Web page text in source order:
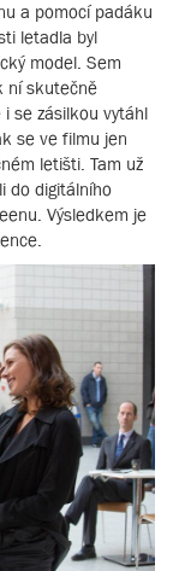
a pomocí padáku
letadla byl
model. Sem
ní skutečně
se zásilkou vytáhl
se ve filmu jen
letišti. Tam už
do digitálního
Výsledkem je